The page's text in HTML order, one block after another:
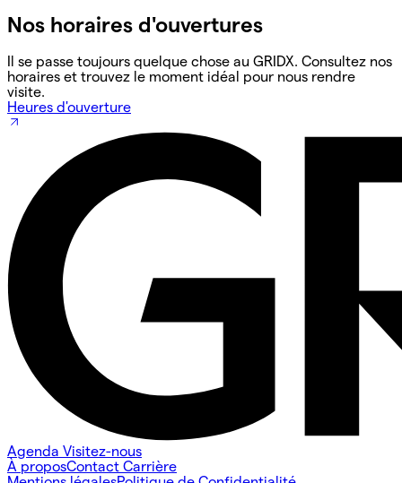
Nos horaires d'ouvertures
Il se passe toujours quelque chose au GRIDX. Consultez nos
horaires et trouvez le moment idéal pour nous rendre
visite.
Heures d'ouverture
Agenda Visitez-nous
À proposContact Carrière